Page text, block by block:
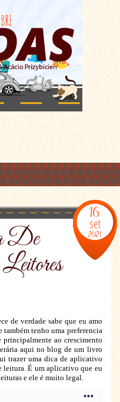
16
set
2021
De
de verdade sabe que eu amo
tenho uma preferencia
ao crescimento
aqui no blog de um livro
trazer uma dica de aplicativo
leitura. É um aplicativo que eu
e ele é muito legal.